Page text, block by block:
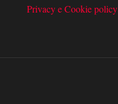
Privacy e Cookie policy